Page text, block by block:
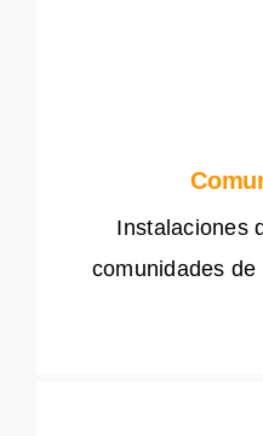
Instalaciones
comunidades